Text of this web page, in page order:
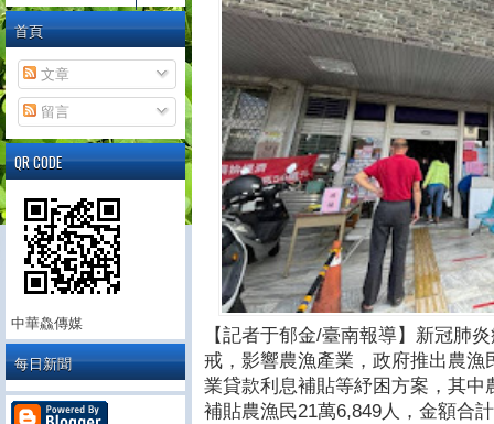
【記者于郁金/臺南報導】新冠肺
戒，影響農漁產業，政府推出農
業貸款利息補貼等紓困方案，其
補貼農漁民21萬6,849人，金額合
首頁
文章
留言
QR CODE
中華鱻傳媒
每日新聞